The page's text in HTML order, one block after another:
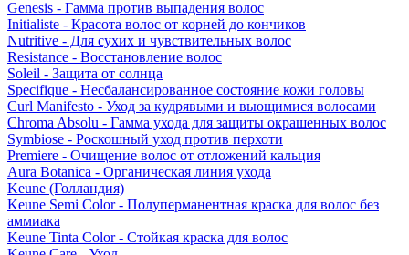
Genesis - Гамма против выпадения волос
Initialiste - Красота волос от корней до кончиков
Nutritive - Для сухих и чувствительных волос
Resistance - Восстановление волос
Soleil - Защита от солнца
Specifique - Несбалансированное состояние кожи головы
Curl Manifesto - Уход за кудрявыми и вьющимися волосами
Chroma Absolu - Гамма ухода для защиты окрашенных волос
Symbiose - Роскошный уход против перхоти
Premiere - Очищение волос от отложений кальция
Aura Botanica - Органическая линия ухода
Keune (Голландия)
Keune Semi Color - Полуперманентная краска для волос без
аммиака
Keune Tinta Color - Стойкая краска для волос